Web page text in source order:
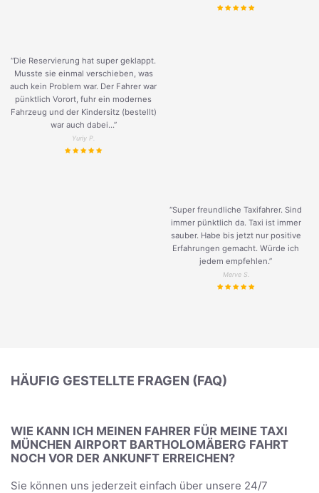
“Die Reservierung hat super geklappt.
Musste sie einmal verschieben, was
auch kein Problem war. Der Fahrer war
pünktlich Vorort, fuhr ein modernes
Fahrzeug und der Kindersitz (bestellt)
war auch dabei...”
Yuriy P.
“Super freundliche Taxifahrer. Sind
immer pünktlich da. Taxi ist immer
sauber. Habe bis jetzt nur positive
Erfahrungen gemacht. Würde ich
jedem empfehlen.”
Merve S.
HÄUFIG GESTELLTE FRAGEN (FAQ)
WIE KANN ICH MEINEN FAHRER FÜR MEINE TAXI
MÜNCHEN AIRPORT BARTHOLOMÄBERG FAHRT
NOCH VOR DER ANKUNFT ERREICHEN?
Sie können uns jederzeit einfach über unsere 24/7